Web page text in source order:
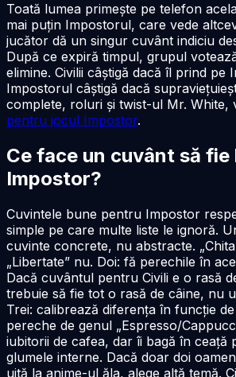
Toată lumea primește pe telefon
mai puțin Impostorul, care vede
jucător dă un singur cuvânt indiciu
După ce expiră timpul, grupul
elimine. Civilii câștigă dacă îl prind pe
Impostorul câștigă dacă
complete, roluri și twist-ul Mr. White,
pentru jocul Impostor.
Ce face un cuvânt să
Impostor?
Cuvintele bune pentru Impostor
simple pe care multe liste le ignoră.
cuvinte concrete, nu abstracte.
„Libertate” nu. Doi: fă perechile în
Dacă cuvântul pentru Civili e o rasă
trebuie să fie tot o rasă de câine, nu
Trei: calibrează diferența în funcție
pereche de genul „Espresso/
iubitorii de cafea, dar îi bagă în ceață
glumele interne. Dacă doar doi
uită la anime-ul ăla, alege altă temă.